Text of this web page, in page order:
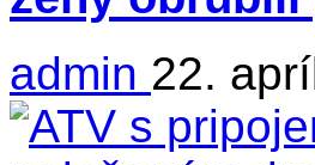
admin 22.